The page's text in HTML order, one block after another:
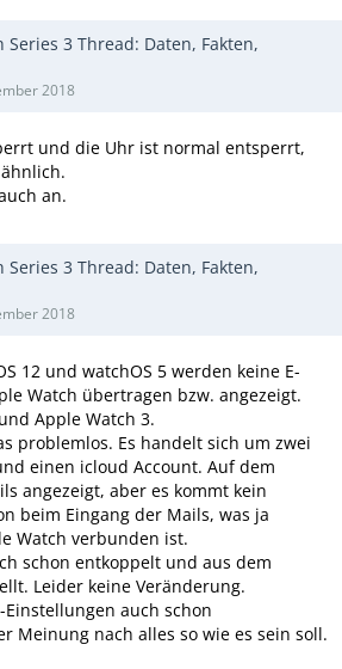
Series 3 Thread: Daten, Fakten,
2018
und die Uhr ist normal entsperrt,
an.
Series 3 Thread: Daten, Fakten,
2018
12 und watchOS 5 werden keine E-
Watch übertragen bzw. angezeigt.
Apple Watch 3.
problemlos. Es handelt sich um zwei
einen icloud Account. Auf dem
angezeigt, aber es kommt kein
beim Eingang der Mails, was ja
Watch verbunden ist.
schon entkoppelt und aus dem
Leider keine Veränderung.
auch schon
Meinung nach alles so wie es sein soll.